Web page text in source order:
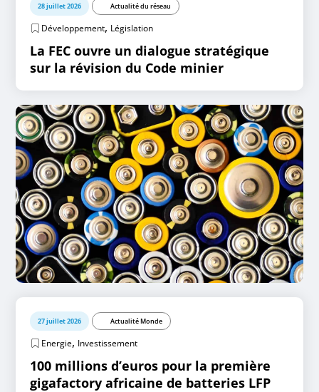
28 juillet 2026 Actualité du réseau
Développement, Législation
La FEC ouvre un dialogue stratégique
sur la révision du Code minier
27 juillet 2026 Actualité Monde
Energie, Investissement
100 millions d’euros pour la première
gigafactory africaine de batteries LFP